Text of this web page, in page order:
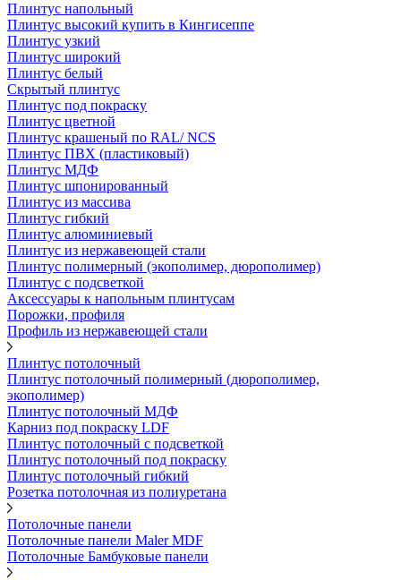
Плинтус напольный
Плинтус высокий купить в Кингисеппе
Плинтус узкий
Плинтус широкий
Плинтус белый
Скрытый плинтус
Плинтус под покраску
Плинтус цветной
Плинтус крашеный по RAL/ NCS
Плинтус ПВХ (пластиковый)
Плинтус МДФ
Плинтус шпонированный
Плинтус из массива
Плинтус гибкий
Плинтус алюминиевый
Плинтус из нержавеющей стали
Плинтус полимерный (экополимер, дюрополимер)
Плинтус с подсветкой
Аксессуары к напольным плинтусам
Порожки, профиля
Профиль из нержавеющей стали
Плинтус потолочный
Плинтус потолочный полимерный (дюрополимер,
экополимер)
Плинтус потолочный МДФ
Карниз под покраску LDF
Плинтус потолочный с подсветкой
Плинтус потолочный под покраску
Плинтус потолочный гибкий
Розетка потолочная из полиуретана
Потолочные панели
Потолочные панели Maler MDF
Потолочные Бамбуковые панели